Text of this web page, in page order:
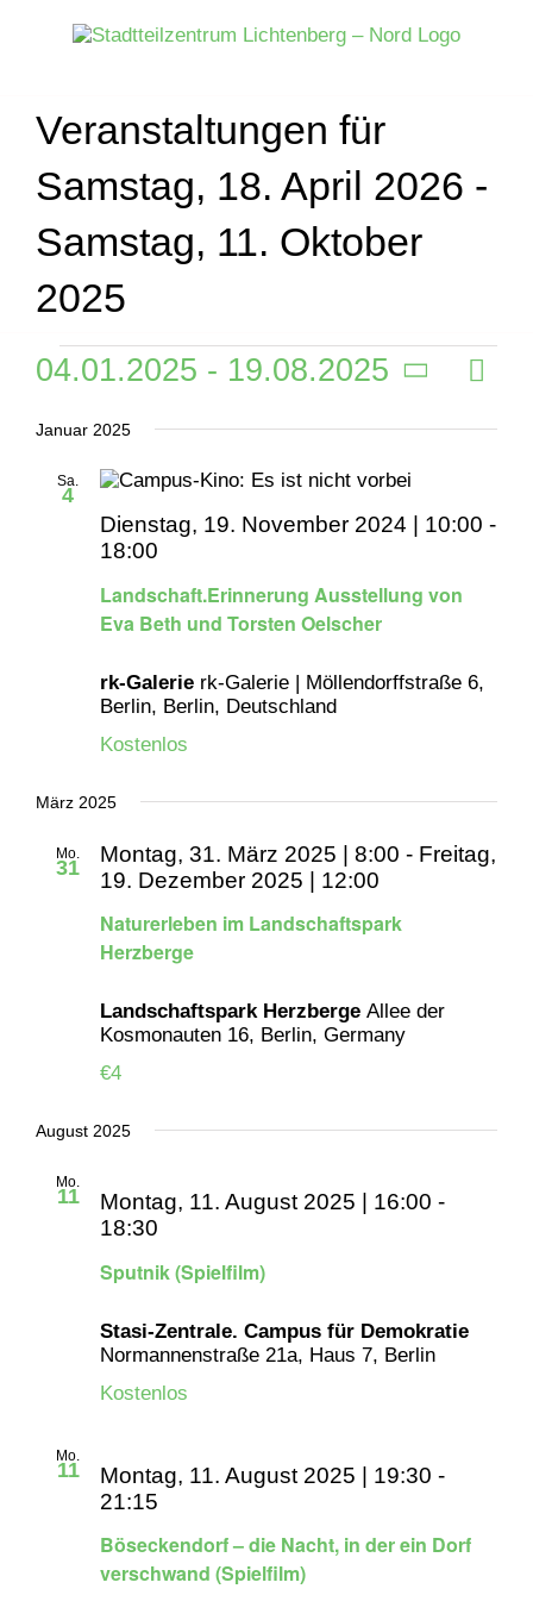
Veranstaltungen für
Samstag, 18. April 2026 -
Samstag, 11. Oktober
2025
Veranstaltungen
Liste
04.01.2025 - 19.08.2025
wählen.
Januar 2025
Sa.
4
Landschaft.Erinnerung Ausstellung von
Eva Beth und Torsten Oelscher
Dienstag, 19. November 2024 | 10:00 -
18:00
rk-Galerie rk-Galerie | Möllendorffstraße 6,
Berlin, Berlin, Deutschland
Kostenlos
März 2025
Mo.
31
Naturerleben im Landschaftspark
Herzberge
Montag, 31. März 2025 | 8:00 - Freitag,
19. Dezember 2025 | 12:00
Landschaftspark Herzberge Allee der
Kosmonauten 16, Berlin, Germany
€4
August 2025
Mo.
11
Sputnik (Spielfilm)
Montag, 11. August 2025 | 16:00 -
18:30
Stasi-Zentrale. Campus für Demokratie
Normannenstraße 21a, Haus 7, Berlin
Kostenlos
Mo.
11
Böseckendorf – die Nacht, in der ein Dorf
verschwand (Spielfilm)
Montag, 11. August 2025 | 19:30 -
21:15